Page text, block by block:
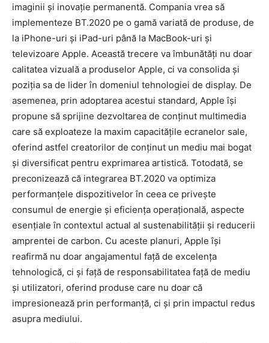
imaginii și inovație permanentă. Compania vrea să
implementeze BT.2020 pe o gamă variată de produse, de
la iPhone-uri și iPad-uri până la MacBook-uri și
televizoare Apple. Această trecere va îmbunătăți nu doar
calitatea vizuală a produselor Apple, ci va consolida și
poziția sa de lider în domeniul tehnologiei de display. De
asemenea, prin adoptarea acestui standard, Apple își
propune să sprijine dezvoltarea de conținut multimedia
care să exploateze la maxim capacitățile ecranelor sale,
oferind astfel creatorilor de conținut un mediu mai bogat
și diversificat pentru exprimarea artistică. Totodată, se
preconizează că integrarea BT.2020 va optimiza
performanțele dispozitivelor în ceea ce privește
consumul de energie și eficiența operațională, aspecte
esențiale în contextul actual al sustenabilității și reducerii
amprentei de carbon. Cu aceste planuri, Apple își
reafirmă nu doar angajamentul față de excelența
tehnologică, ci și față de responsabilitatea față de mediu
și utilizatori, oferind produse care nu doar că
impresionează prin performanță, ci și prin impactul redus
asupra mediului.